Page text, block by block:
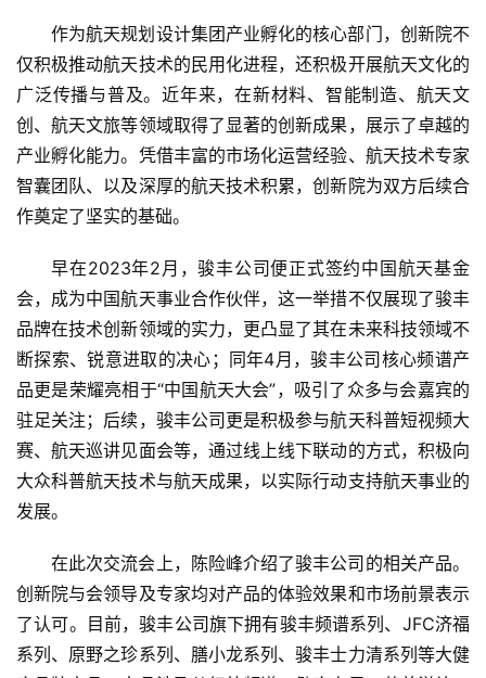
作为航天规划设计集团产业孵化的核心部门，创新院不
仅积极推动航天技术的民用化进程，还积极开展航天文化的
广泛传播与普及。近年来，在新材料、智能制造、航天文
创、航天文旅等领域取得了显著的创新成果，展示了卓越的
产业孵化能力。凭借丰富的市场化运营经验、航天技术专家
智囊团队、以及深厚的航天技术积累，创新院为双方后续合
作奠定了坚实的基础。
早在2023年2月，骏丰公司便正式签约中国航天基金
会，成为中国航天事业合作伙伴，这一举措不仅展现了骏丰
品牌在技术创新领域的实力，更凸显了其在未来科技领域不
断探索、锐意进取的决心；同年4月，骏丰公司核心频谱产
品更是荣耀亮相于“中国航天大会”，吸引了众多与会嘉宾的
驻足关注；后续，骏丰公司更是积极参与航天科普短视频大
赛、航天巡讲见面会等，通过线上线下联动的方式，积极向
大众科普航天技术与航天成果，以实际行动支持航天事业的
发展。
在此次交流会上，陈险峰介绍了骏丰公司的相关产品。
创新院与会领导及专家均对产品的体验效果和市场前景表示
了认可。目前，骏丰公司旗下拥有骏丰频谱系列、JFC济福
系列、原野之珍系列、膳小龙系列、骏丰士力清系列等大健